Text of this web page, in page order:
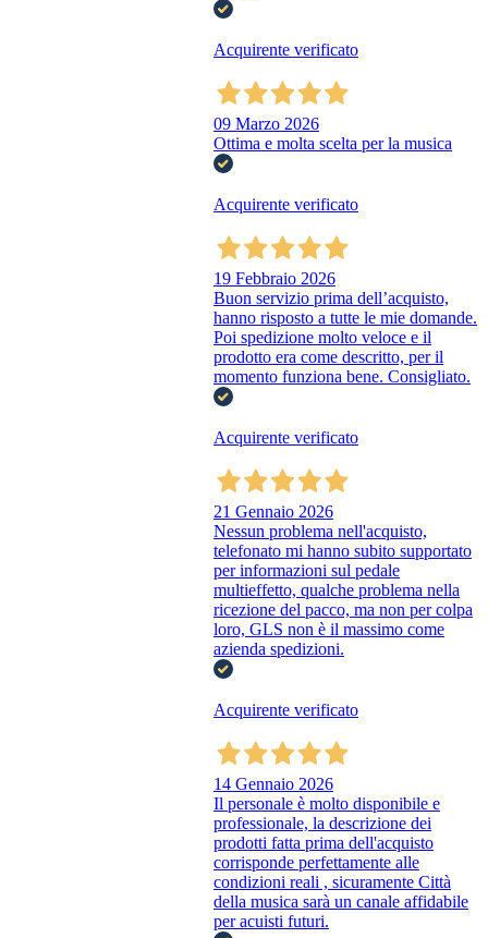
Acquirente verificato
09 Marzo 2026
Ottima e molta scelta per la musica
Acquirente verificato
19 Febbraio 2026
Buon servizio prima dell’acquisto,
hanno risposto a tutte le mie domande.
Poi spedizione molto veloce e il
prodotto era come descritto, per il
momento funziona bene. Consigliato.
Acquirente verificato
21 Gennaio 2026
Nessun problema nell'acquisto,
telefonato mi hanno subito supportato
per informazioni sul pedale
multieffetto, qualche problema nella
ricezione del pacco, ma non per colpa
loro, GLS non è il massimo come
azienda spedizioni.
Acquirente verificato
14 Gennaio 2026
Il personale è molto disponibile e
professionale, la descrizione dei
prodotti fatta prima dell'acquisto
corrisponde perfettamente alle
condizioni reali , sicuramente Città
della musica sarà un canale affidabile
per acuisti futuri.